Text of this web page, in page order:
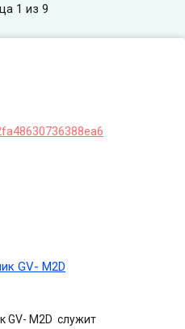
1 из 9
GV- M2D
GV- M2D​ служит